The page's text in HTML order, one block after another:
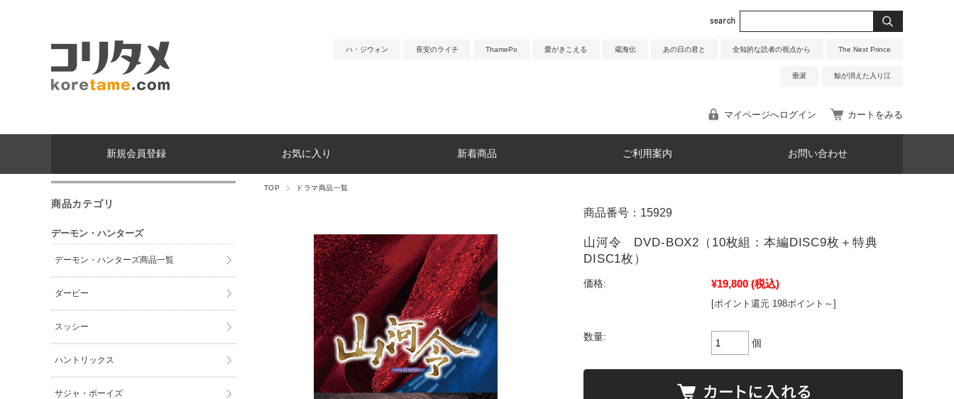
ハ・ジウォン 長安のライチ ThamePo 愛がきこえる 蔵海伝 あの日の君と 全知的な読者の視点から The Next Prince
垂涎 鯨が消えた入り江
マイページへログイン カートをみる
新規会員登録 お気に入り 新着商品 ご利用案内 お問い合わせ
TOP ドラマ商品一覧
商品番号：15929
山河令 DVD-BOX2（10枚組：本編DISC9枚＋特典
DISC1枚）
価格: ¥19,800 (税込)
[ポイント還元 198ポイント～]
数量:
個
商品カテゴリ
デーモン・ハンターズ
デーモン・ハンターズ商品一覧
ダーピー
スッシー
ハントリックス
サジャ・ボーイズ